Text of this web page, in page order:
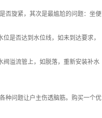
否旋紧，其次是最尴尬的问题：坐便
是否达到水位线，如未到达要求，
阀溢流管上，如脱落，重新安装补水
种问题让户主伤透脑筋。购买一个优